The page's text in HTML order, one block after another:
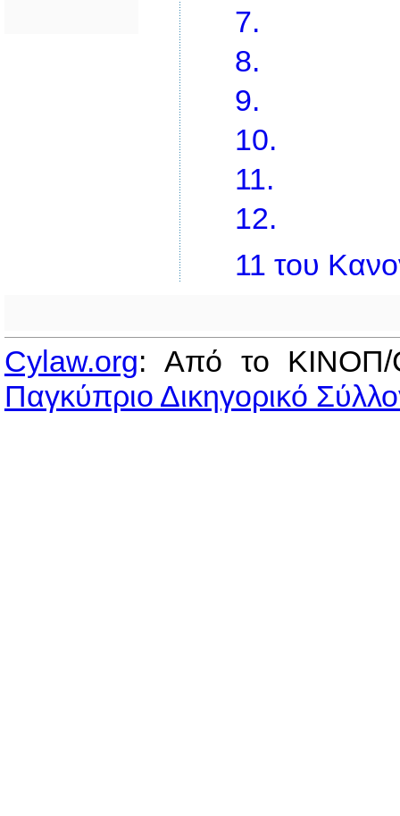
7.
8.
9.
10.
11.
12.
11 του
Cylaw.org: Από το
Παγκύπριο Δικηγορικό